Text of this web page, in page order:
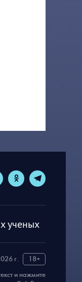
ученых
г.
18+
и нажмите